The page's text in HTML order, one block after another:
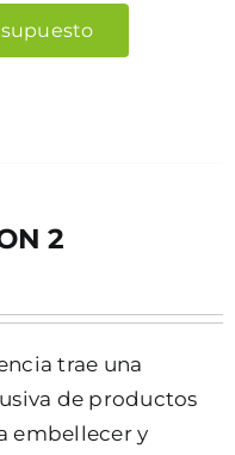
2
trae una
de productos
embellecer y